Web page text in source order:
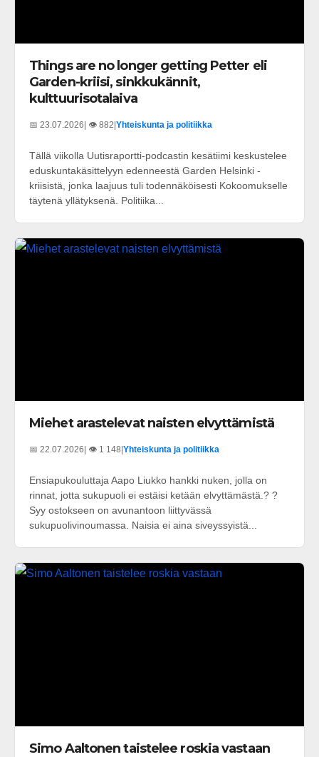
Things are no longer getting Petter eli
Garden-kriisi, sinkkukännit,
kulttuurisotalaiva
📅 23.07.2026| 👁️ 882|Yhteiskunta ja politiikka
Tällä viikolla Uutisraportti-podcastin kesätiimi keskustelee
eduskuntakäsittelyyn edenneestä Garden Helsinki -
kriisistä, jonka laajuus tuli todennäköisesti Kokoomukselle
täytenä yllätyksenä. Politiika...
Miehet arastelevat naisten elvyttämistä
📅 22.07.2026 | 👁️ 1 148 Yhteiskunta ja politiikka
Ensiapukouluttaja Aapo Liukko hankki nuken, jolla on
rinnat, jotta sukupuoli ei estäisi ketään elvyttämästä.? ?
Syy ostokseen on avunantoon liittyvässä
sukupuolivinoumassa. Naisia ei aina siveyssyistä...
Simo Aaltonen taistelee roskia vastaan